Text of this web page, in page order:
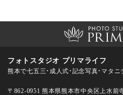
フォトスタジオ プリマライフ
熊本で七五三・成人式・記念写真・マタニ
〒862-0951 熊本県熊本市中央区上水前